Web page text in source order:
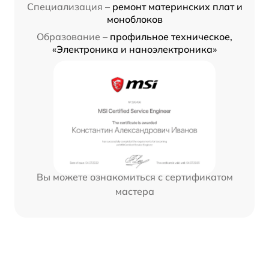
Специализация – ремонт материнских плат и
моноблоков
Образование – профильное техническое,
«Электроника и наноэлектроника»
Вы можете ознакомиться с сертификатом
мастера